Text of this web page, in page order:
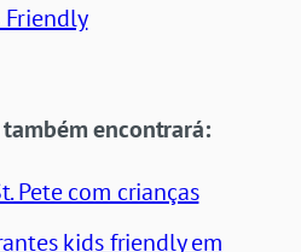
Friendly
encontrará:
Pete com crianças
kids friendly em